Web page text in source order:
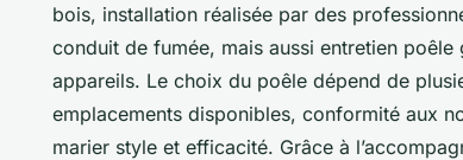
bois, installation réalisée par des
conduit de fumée, mais aussi entretien poêle
appareils. Le choix du poêle dépend de
emplacements disponibles, conformité aux
marier style et efficacité. Grâce à